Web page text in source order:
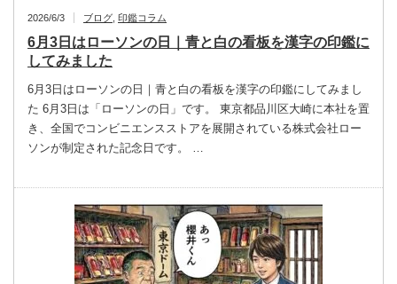
2026/6/3 ブログ 印鑑コラム
6月3日はローソンの日｜青と白の看板を漢字の印鑑に
してみました
6月3日はローソンの日｜青と白の看板を漢字の印鑑にしてみまし
た 6月3日は「ローソンの日」です。 東京都品川区大崎に本社を置
き、全国でコンビニエンスストアを展開されている株式会社ロー
ソンが制定された記念日です。 …